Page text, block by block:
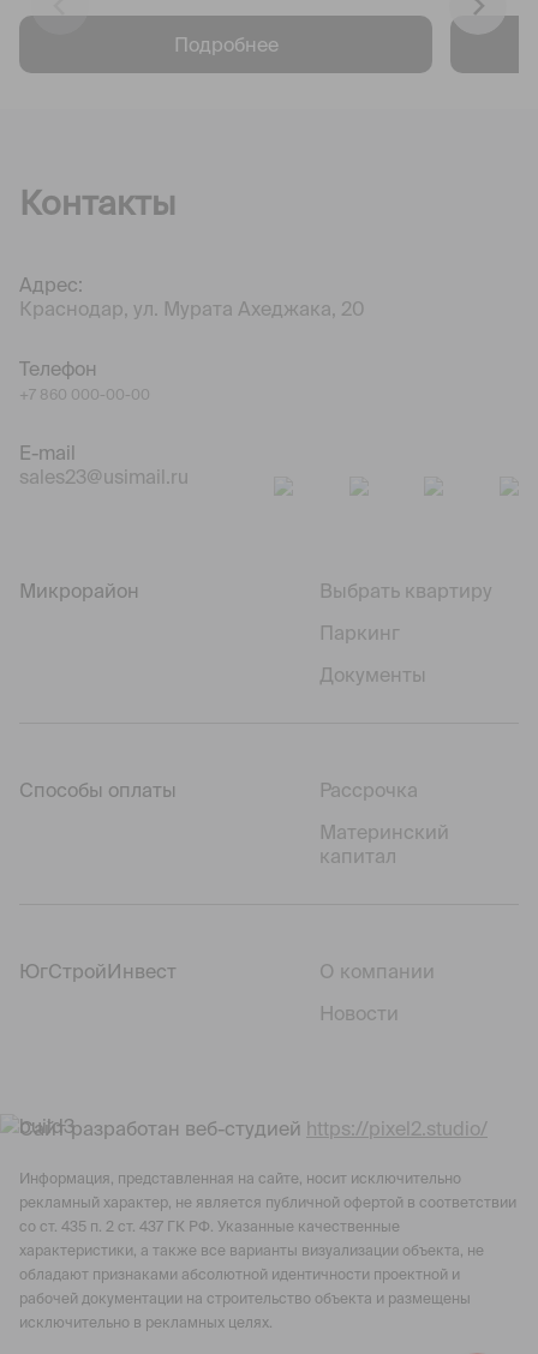
Подробнее
Контакты
Адрес:
Краснодар, ул. Мурата Ахеджака, 20
Телефон
+7 860 000-00-00
E-mail
sales23@usimail.ru
Микрорайон
Выбрать квартиру
Паркинг
Документы
Способы оплаты
Рассрочка
Материнский
капитал
ЮгСтройИнвест
О компании
Новости
Сайт разработан веб-студией https://pixel2.studio/
Информация, представленная на сайте, носит исключительно
рекламный характер, не является публичной офертой в соответствии
со ст. 435 п. 2 ст. 437 ГК РФ. Указанные качественные
характеристики, а также все варианты визуализации объекта, не
обладают признаками абсолютной идентичности проектной и
рабочей документации на строительство объекта и размещены
исключительно в рекламных целях.